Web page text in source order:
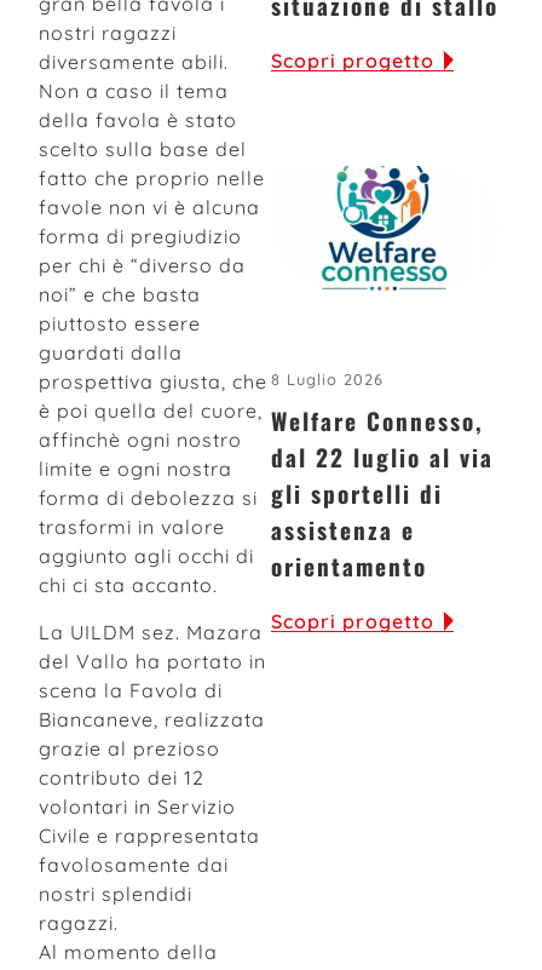
nostri ragazzi
diversamente abili.
Non a caso il tema
della favola è stato
scelto sulla base del
fatto che proprio nelle
favole non vi è alcuna
forma di pregiudizio
per chi è “diverso da
noi” e che basta
piuttosto essere
guardati dalla
prospettiva giusta, che
è poi quella del cuore,
affinchè ogni nostro
limite e ogni nostra
forma di debolezza si
trasformi in valore
aggiunto agli occhi di
chi ci sta accanto.
La UILDM sez. Mazara
del Vallo ha portato in
scena la Favola di
Biancaneve, realizzata
grazie al prezioso
contributo dei 12
volontari in Servizio
Civile e rappresentata
favolosamente dai
nostri splendidi
ragazzi.
Al momento della
Scopri progetto
8 Luglio 2026
Welfare Connesso,
dal 22 luglio al via
gli sportelli di
assistenza e
orientamento
Scopri progetto